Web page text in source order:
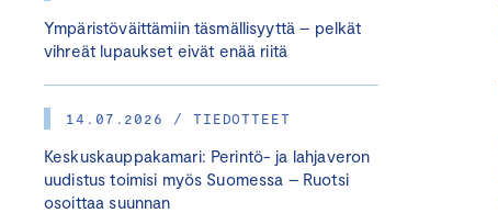
Ympäristöväittämiin täsmällisyyttä – pelkät
vihreät lupaukset eivät enää riitä
14.07.2026 / TIEDOTTEET
Keskuskauppakamari: Perintö- ja lahjaveron
uudistus toimisi myös Suomessa – Ruotsi
osoittaa suunnan